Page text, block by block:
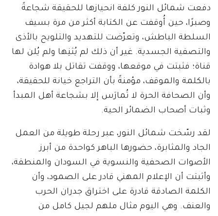
دفعت شمائل النور كلفة انحيازها للحقيقة شجاعةً
وصبرًا، حين أُوقفت عن الكتابة أكثر من مرة بسيف
السلطة الباطش، وتعرّضت للتهديد والتلويح بالأذى
والتصفية الجسدية. غير أن ذلك لم يُثنِها ولم يُلن لها
قناة؛ فثبتت في موقعها، ووقفت تقاتل بلا هوادة
بالكلمة والموقف، مؤمنةً بأن التراجع خيانة للحقيقة،
وأن الصحافة الحرة لا تُمارَس إلا بشجاعة أهل المبدأ
وثبات أصحاب الضمائر الحية.
لقد رسّخت شمائل النور، عبر رحلة طويلة من العمل
الجاد والمثابرة، حضورها الباهر كواحدة من أبرز
الأصوات الصحفية والنسوية في السودان والمنطقة،
وأثبتت أن الإعلام المهني قادر على الصمود، وأن
الكلمة الصادقة قادرة على اختراق جدران الحرب
والعنف. وهي اليوم مثال ملهم لجيل كامل من